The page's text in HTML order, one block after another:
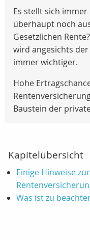
Es stellt sich
überhaupt noch
Gesetzlichen
wird angesichts
immer wichtiger.
Hohe
Baustein der
Kapitelübersicht
Einige Hinweise
Was ist zu